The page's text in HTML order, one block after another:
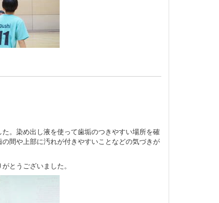
。染め出し液を使って歯垢のつきやすい場所を確
間や上部に汚れが付きやすいことなどの気づきが
とうございました。